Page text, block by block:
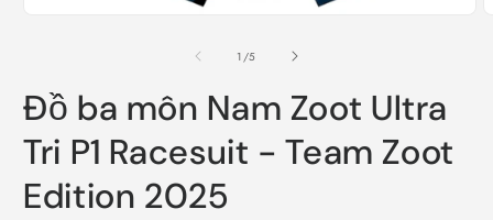
1 /of
5
Đồ ba môn Nam Zoot Ultra
Tri P1 Racesuit - Team Zoot
Edition 2025